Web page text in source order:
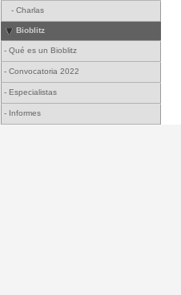
- Charlas
Bioblitz
- Qué es un Bioblitz
- Convocatoria 2022
- Especialistas
- Informes